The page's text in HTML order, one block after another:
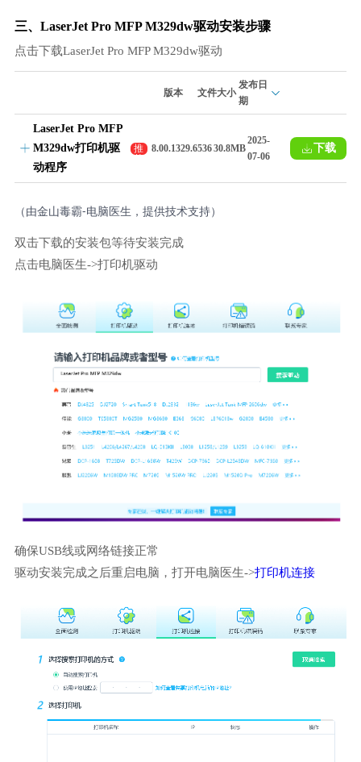
三、LaserJet Pro MFP M329dw驱动安装步骤
点击下载LaserJet Pro MFP M329dw驱动
版本 文件大小
发布日
期
LaserJet Pro MFP
M329dw打印机驱
动程序
推
荐
8.00.1329.653630.8MB
2025-
07-06
下载
（由金山毒霸-电脑医生，提供技术支持）
双击下载的安装包等待安装完成
点击电脑医生->打印机驱动
确保USB线或网络链接正常
驱动安装完成之后重启电脑，打开电脑医生->打印机连接